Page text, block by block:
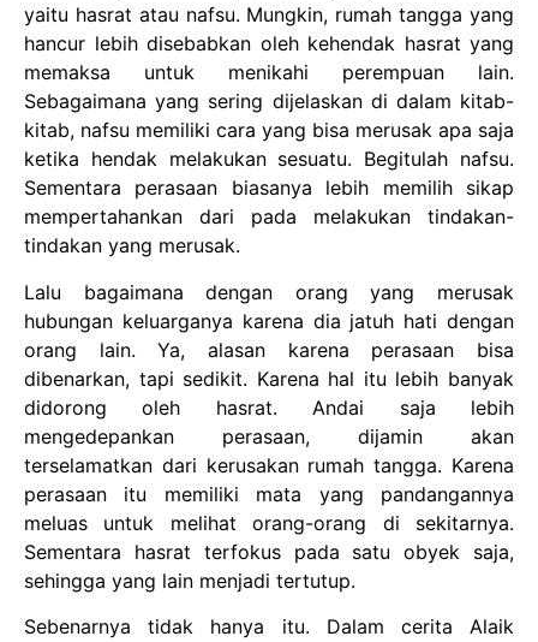
yaitu hasrat atau nafsu. Mungkin, rumah tangga yang
hancur lebih disebabkan oleh kehendak hasrat yang
memaksa untuk menikahi perempuan lain.
Sebagaimana yang sering dijelaskan di dalam kitab-
kitab, nafsu memiliki cara yang bisa merusak apa saja
ketika hendak melakukan sesuatu. Begitulah nafsu.
Sementara perasaan biasanya lebih memilih sikap
mempertahankan dari pada melakukan tindakan-
tindakan yang merusak.
Lalu bagaimana dengan orang yang merusak
hubungan keluarganya karena dia jatuh hati dengan
orang lain. Ya, alasan karena perasaan bisa
dibenarkan, tapi sedikit. Karena hal itu lebih banyak
didorong oleh hasrat. Andai saja lebih
mengedepankan perasaan, dijamin akan
terselamatkan dari kerusakan rumah tangga. Karena
perasaan itu memiliki mata yang pandangannya
meluas untuk melihat orang-orang di sekitarnya.
Sementara hasrat terfokus pada satu obyek saja,
sehingga yang lain menjadi tertutup.
Sebenarnya tidak hanya itu. Dalam cerita Alaik